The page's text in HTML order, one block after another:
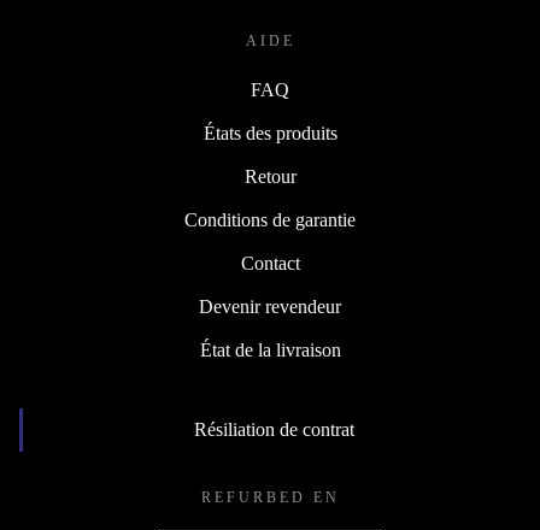
AIDE
FAQ
États des produits
Retour
Conditions de garantie
Contact
Devenir revendeur
État de la livraison
Résiliation de contrat
REFURBED EN